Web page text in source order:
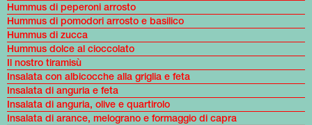
Hummus di peperoni arrosto
Hummus di pomodori arrosto e basilico
Hummus di zucca
Hummus dolce al cioccolato
Il nostro tiramisù
Insalata con albicocche alla griglia e feta
Insalata di anguria e feta
Insalata di anguria, olive e quartirolo
Insalata di arance, melograno e formaggio di capra